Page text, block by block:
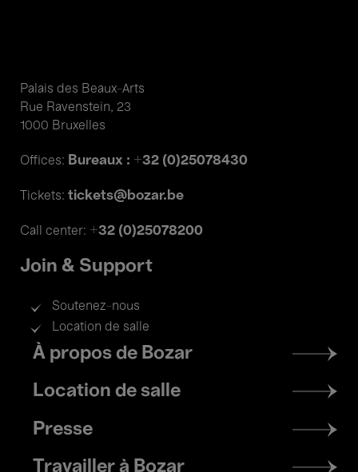
Palais des Beaux-Arts
Rue Ravenstein, 23
1000 Bruxelles
Offices: Bureaux : +32 (0)25078430
Tickets: tickets@bozar.be
Call center: +32 (0)25078200
Join & Support
Soutenez-nous
Location de salle
Footer
menu
À propos de Bozar
Location de salle
Presse
Travailler à Bozar